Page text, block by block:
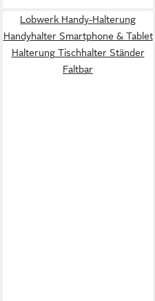
Lobwerk Handy-Halterung
Handyhalter Smartphone & Tablet
Halterung Tischhalter Ständer
Faltbar